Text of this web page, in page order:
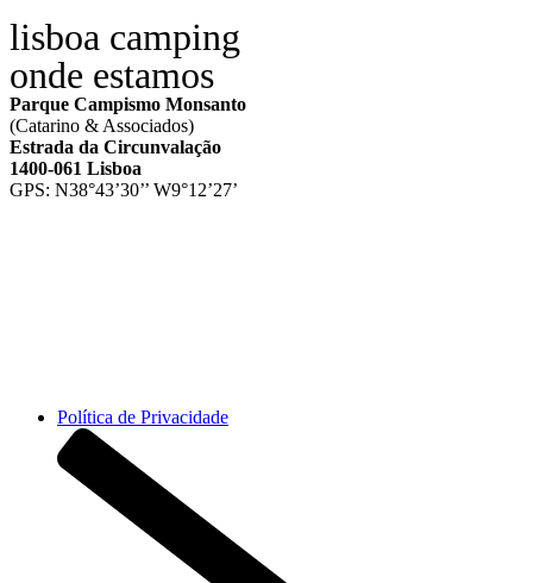
lisboa camping
onde estamos
Parque Campismo Monsanto
(Catarino & Associados)
Estrada da Circunvalação
1400-061 Lisboa
GPS: N38°43’30’’ W9°12’27’
Política de Privacidade